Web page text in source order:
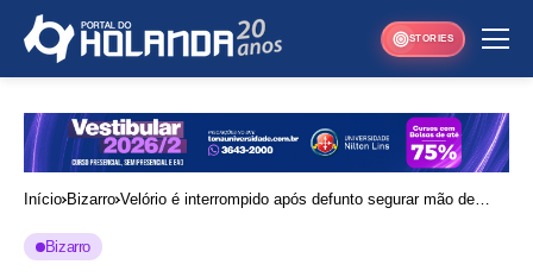
STORIES
Início Bizarro Velório é interrompido após defunto segurar mão de
Bizarro